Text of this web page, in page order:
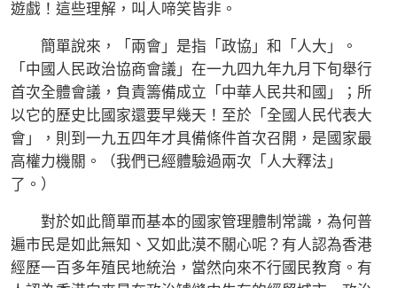
遊戲！這些理解，叫人啼笑皆非。
簡單說來，「兩會」是指「政協」和「人大」。
「中國人民政治協商會議」在一九四九年九月下旬舉行
首次全體會議，負責籌備成立「中華人民共和國」；所
以它的歷史比國家還要早幾天！至於「全國人民代表大
會」，則到一九五四年才具備條件首次召開，是國家最
高權力機關。（我們已經體驗過兩次「人大釋法」
了。）
對於如此簡單而基本的國家管理體制常識，為何普
遍市民是如此無知、又如此漠不關心呢？有人認為香港
經歷一百多年殖民地統治，當然向來不行國民教育。有